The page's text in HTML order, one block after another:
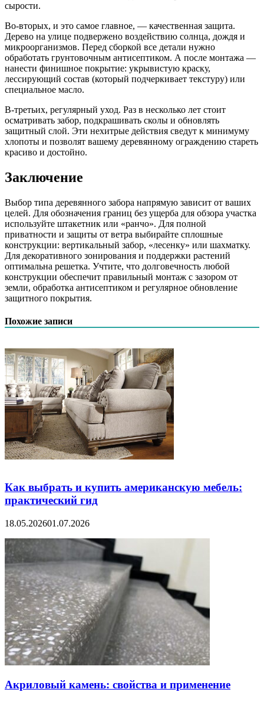
сырости.
Во-вторых, и это самое главное, — качественная защита.
Дерево на улице подвержено воздействию солнца, дождя и
микроорганизмов. Перед сборкой все детали нужно
обработать грунтовочным антисептиком. А после монтажа —
нанести финишное покрытие: укрывистую краску,
лессирующий состав (который подчеркивает текстуру) или
специальное масло.
В-третьих, регулярный уход. Раз в несколько лет стоит
осматривать забор, подкрашивать сколы и обновлять
защитный слой. Эти нехитрые действия сведут к минимуму
хлопоты и позволят вашему деревянному ограждению стареть
красиво и достойно.
Заключение
Выбор типа деревянного забора напрямую зависит от ваших
целей. Для обозначения границ без ущерба для обзора участка
используйте штакетник или «ранчо». Для полной
приватности и защиты от ветра выбирайте сплошные
конструкции: вертикальный забор, «лесенку» или шахматку.
Для декоративного зонирования и поддержки растений
оптимальна решетка. Учтите, что долговечность любой
конструкции обеспечит правильный монтаж с зазором от
земли, обработка антисептиком и регулярное обновление
защитного покрытия.
Похожие записи
Как выбрать и купить американскую мебель:
практический гид
18.05.202601.07.2026
Акриловый камень: свойства и применение